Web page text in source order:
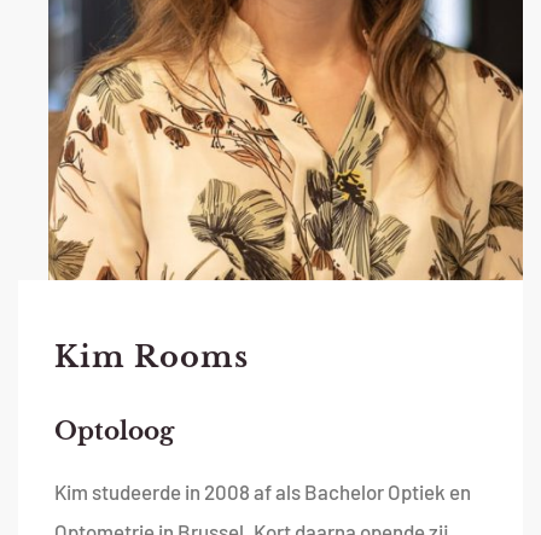
Kim Rooms
Optoloog
Kim studeerde in 2008 af als Bachelor Optiek en